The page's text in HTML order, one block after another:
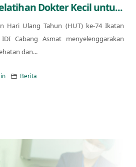
Dokter Kecil untu...
Hari Ulang Tahun (HUT) ke-74 Ikatan
Cabang Asmat menyelenggarakan
dan...
Berita